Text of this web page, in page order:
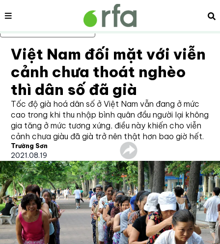
Bỏ qua nội dung chính
Nội dung
Việt Nam đối mặt với viễn
cảnh chưa thoát nghèo
thì dân số đã già
Tốc độ già hoá dân số ở Việt Nam vẫn đang ở mức
cao trong khi thu nhập bình quân đầu người lại không
gia tăng ở mức tương xứng, điều này khiến cho viễn
cảnh chưa giàu đã già trở nên thật hơn bao giờ hết.
Trường Sơn
2021.08.19